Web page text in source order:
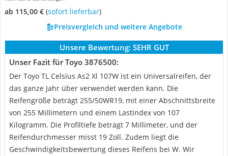
ab 115,00 € ( Sofort lieferbar)
Preisvergleich und weitere Angebote
Unsere Bewertung: SEHR GUT
Unser Fazit für Toyo 3876500:
Der Toyo TL Celsius As2 Xl 107W ist ein Universalreifen, der
das ganze Jahr über verwendet werden kann. Die
Reifengröße beträgt 255/50WR19, mit einer Abschnittsbreite
von 255 Millimetern und einem Lastindex von 107
Kilogramm. Die Profiltiefe beträgt 7 Millimeter, und der
Reifendurchmesser misst 19 Zoll. Zudem liegt die
Geschwindigkeitsbewertung dieses Reifens bei W. Wir